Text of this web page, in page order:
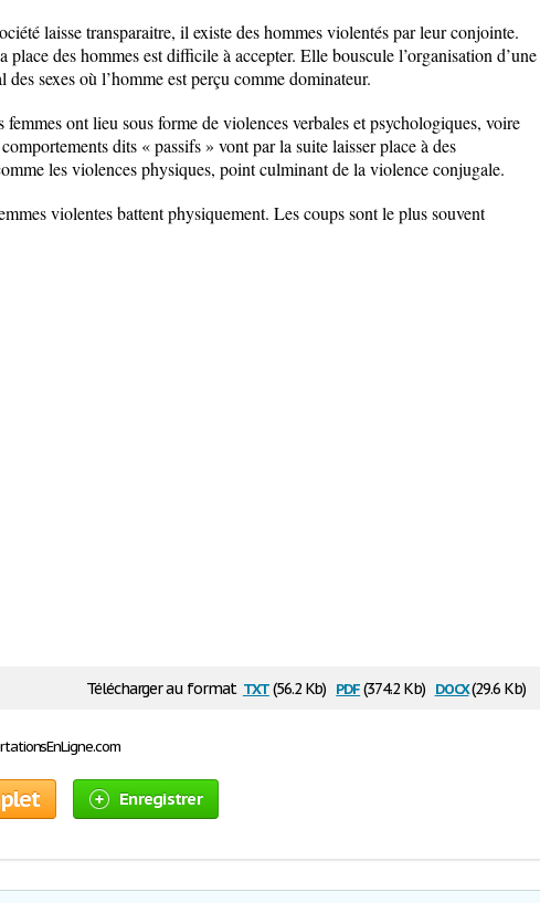
laisse transparaitre, il existe des hommes violentés par leur conjointe.
place des hommes est difficile à accepter. Elle bouscule l’organisation d’une
sexes où l’homme est perçu comme dominateur.
ont lieu sous forme de violences verbales et psychologiques, voire
dits « passifs » vont par la suite laisser place à des
les violences physiques, point culminant de la violence conjugale.
violentes battent physiquement. Les coups sont le plus souvent
Télécharger au format txt(56.2 Kb) pdf(374.2 Kb) docx(29.6 Kb)
Enregistrer